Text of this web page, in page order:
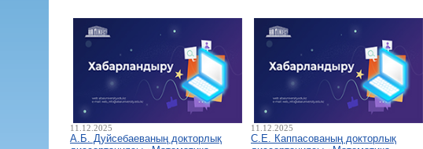
11.12.2025
А.Б. Дуйсебаеваның докторлық
11.12.2025
С.Е. Каппасованың докторлық